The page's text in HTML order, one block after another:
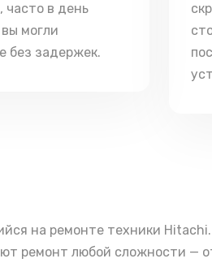
часто в день
могли
без задержек.
на ремонте техники
ремонт любой сложности —